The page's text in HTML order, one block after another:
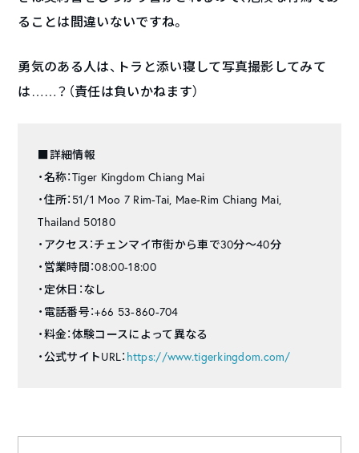
ることは間違いないですね。
勇気のある人は、トラと添い寝して写真撮影してみて
は……？（責任は負いかねます）
■詳細情報
・名称：Tiger Kingdom Chiang Mai
・住所：51/1 Moo 7 Rim-Tai, Mae-Rim Chiang Mai,
Thailand 50180
・アクセス：チェンマイ市街から車で30分〜40分
・営業時間：08:00-18:00
・定休日：なし
・電話番号：+66 53-860-704
・料金：体験コースによって異なる
・公式サイトURL： https://www.tigerkingdom.com/